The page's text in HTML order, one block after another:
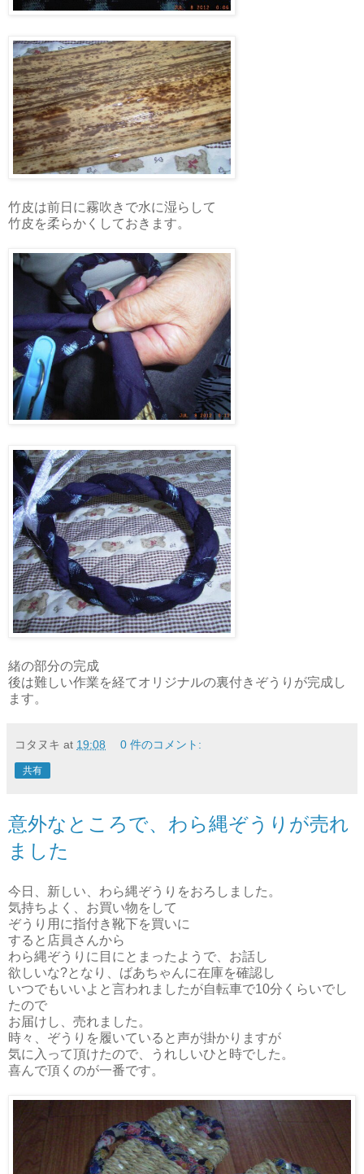
竹皮は前日に霧吹きで水に湿らして
竹皮を柔らかくしておきます。
緒の部分の完成
後は難しい作業を経てオリジナルの裏付きぞうりが完成し
ます。
コタヌキ at 19:08 0 件のコメント:
共有
意外なところで、わら縄ぞうりが売れ
ました
今日、新しい、わら縄ぞうりをおろしました。
気持ちよく、お買い物をして
ぞうり用に指付き靴下を買いに
すると店員さんから
わら縄ぞうりに目にとまったようで、お話し
欲しいな?となり、ばあちゃんに在庫を確認し
いつでもいいよと言われましたが自転車で10分くらいでし
たので
お届けし、売れました。
時々、ぞうりを履いていると声が掛かりますが
気に入って頂けたので、うれしいひと時でした。
喜んで頂くのが一番です。